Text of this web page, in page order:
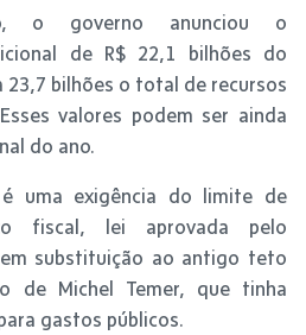
o governo anunciou o
de R$ 22,1 bilhões do
23,7 bilhões o total de recursos
valores podem ser ainda
do ano.
uma exigência do limite de
fiscal, lei aprovada pelo
substituição ao antigo teto
de Michel Temer, que tinha
gastos públicos.